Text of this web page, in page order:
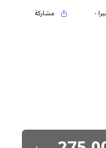
- مشاركة